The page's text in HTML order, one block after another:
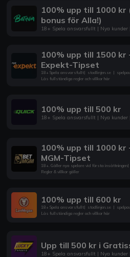
100% upp till 1000 kr
bonus för Alla!)
18+ Spela ansvarsfullt | Nya kunder
100% upp till 1500 kr
Expekt-Tipset
18+ Spela ansvarsfullt| stodlinjen.se |
Läs fullständiga regler och villkor här
100% upp till 500 kr
18+ Spela ansvarsfullt | Nya
100% upp till 1000 kr
MGM-Tipset
18+. Gäller nya spelare vid första insättningen|
Regler & villkor gäller
100% upp till 600 kr
18+ Spela ansvarsfullt| stodlinjen.se |
Läs fullständiga regler och villkor här
Upp till 500 kr i
18+ Spela ansvarsfullt | Nya